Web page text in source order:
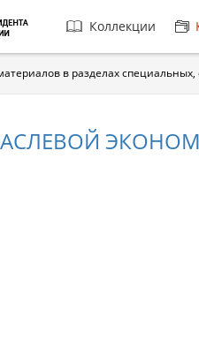
Главная
навигация
Коллекции
в разделах